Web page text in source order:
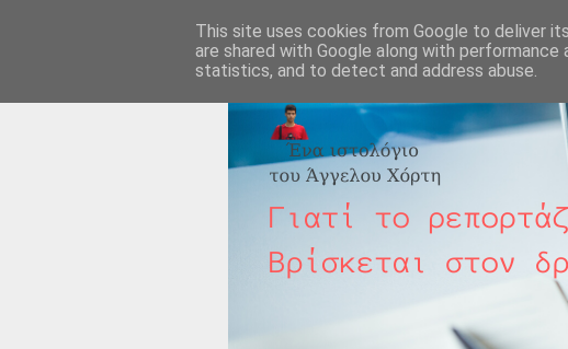
This site uses cookies from Google to deliver
are shared with Google along with
statistics, and to detect and address abuse.